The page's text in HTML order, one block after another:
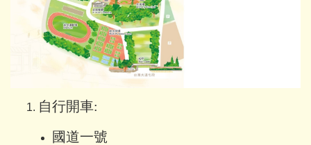
自行開車:
國道一號